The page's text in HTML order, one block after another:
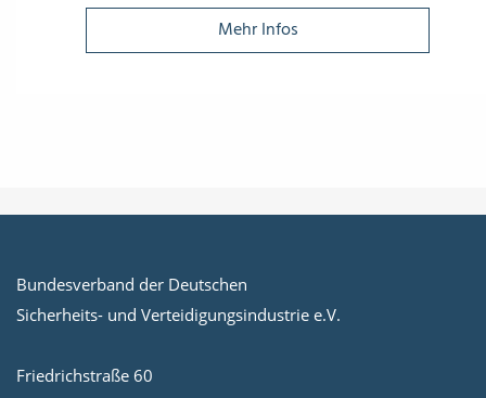
Mehr Infos
Bundesverband der Deutschen
Sicherheits- und Verteidigungsindustrie e.V.
Friedrichstraße 60